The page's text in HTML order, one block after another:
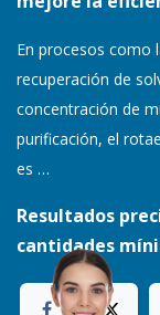
En procesos como
recuperación de
concentración de
purificación, el
es …
Resultados
cantidades